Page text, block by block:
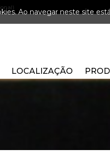
LOCALIZAÇÃO
Ao navegar neste site